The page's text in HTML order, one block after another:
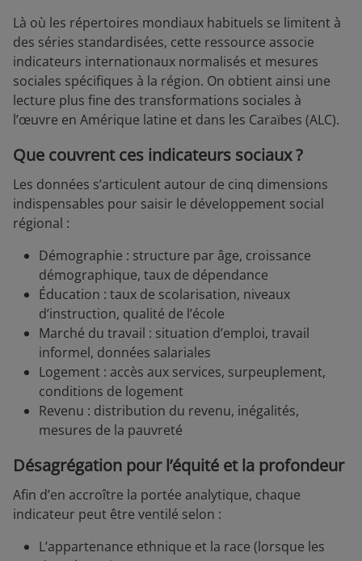
Là où les répertoires mondiaux habituels se limitent à
des séries standardisées, cette ressource associe
indicateurs internationaux normalisés et mesures
sociales spécifiques à la région. On obtient ainsi une
lecture plus fine des transformations sociales à
l’œuvre en Amérique latine et dans les Caraïbes (ALC).
Que couvrent ces indicateurs sociaux ?
Les données s’articulent autour de cinq dimensions
indispensables pour saisir le développement social
régional :
Démographie : structure par âge, croissance
démographique, taux de dépendance
Éducation : taux de scolarisation, niveaux
d’instruction, qualité de l’école
Marché du travail : situation d’emploi, travail
informel, données salariales
Logement : accès aux services, surpeuplement,
conditions de logement
Revenu : distribution du revenu, inégalités,
mesures de la pauvreté
Désagrégation pour l’équité et la profondeur
Afin d’en accroître la portée analytique, chaque
indicateur peut être ventilé selon :
L’appartenance ethnique et la race (lorsque les